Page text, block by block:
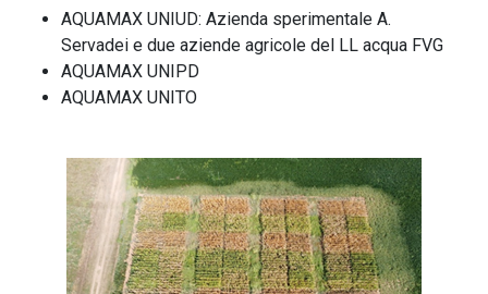
AQUAMAX UNIUD: Azienda sperimentale A.
Servadei e due aziende agricole del LL acqua FVG
AQUAMAX UNIPD
AQUAMAX UNITO